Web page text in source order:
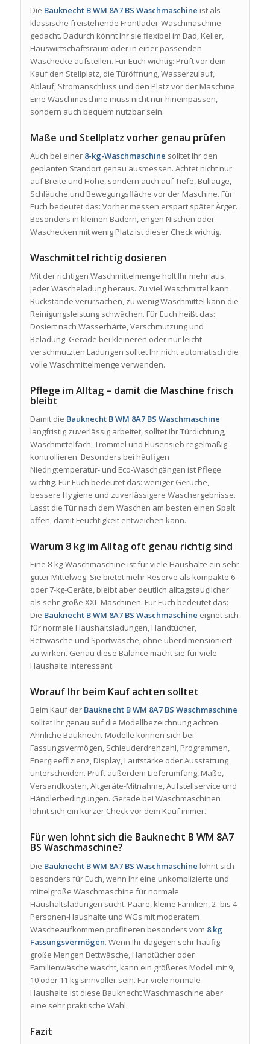
Die Bauknecht B WM 8A7 BS Waschmaschine ist als
klassische freistehende Frontlader-Waschmaschine
gedacht. Dadurch könnt Ihr sie flexibel im Bad, Keller,
Hauswirtschaftsraum oder in einer passenden
Waschecke aufstellen. Für Euch wichtig: Prüft vor dem
Kauf den Stellplatz, die Türöffnung, Wasserzulauf,
Ablauf, Stromanschluss und den Platz vor der Maschine.
Eine Waschmaschine muss nicht nur hineinpassen,
sondern auch bequem nutzbar sein.
Maße und Stellplatz vorher genau prüfen
Auch bei einer 8-kg-Waschmaschine solltet Ihr den
geplanten Standort genau ausmessen. Achtet nicht nur
auf Breite und Höhe, sondern auch auf Tiefe, Bullauge,
Schläuche und Bewegungsfläche vor der Maschine. Für
Euch bedeutet das: Vorher messen erspart später Ärger.
Besonders in kleinen Bädern, engen Nischen oder
Waschecken mit wenig Platz ist dieser Check wichtig.
Waschmittel richtig dosieren
Mit der richtigen Waschmittelmenge holt Ihr mehr aus
jeder Wäscheladung heraus. Zu viel Waschmittel kann
Rückstände verursachen, zu wenig Waschmittel kann die
Reinigungsleistung schwächen. Für Euch heißt das:
Dosiert nach Wasserhärte, Verschmutzung und
Beladung. Gerade bei kleineren oder nur leicht
verschmutzten Ladungen solltet Ihr nicht automatisch die
volle Waschmittelmenge verwenden.
Pflege im Alltag – damit die Maschine frisch
bleibt
Damit die Bauknecht B WM 8A7 BS Waschmaschine
langfristig zuverlässig arbeitet, solltet Ihr Türdichtung,
Waschmittelfach, Trommel und Flusensieb regelmäßig
kontrollieren. Besonders bei häufigen
Niedrigtemperatur- und Eco-Waschgängen ist Pflege
wichtig. Für Euch bedeutet das: weniger Gerüche,
bessere Hygiene und zuverlässigere Waschergebnisse.
Lasst die Tür nach dem Waschen am besten einen Spalt
offen, damit Feuchtigkeit entweichen kann.
Warum 8 kg im Alltag oft genau richtig sind
Eine 8-kg-Waschmaschine ist für viele Haushalte ein sehr
guter Mittelweg. Sie bietet mehr Reserve als kompakte 6-
oder 7-kg-Geräte, bleibt aber deutlich alltagstauglicher
als sehr große XXL-Maschinen. Für Euch bedeutet das:
Die Bauknecht B WM 8A7 BS Waschmaschine eignet sich
für normale Haushaltsladungen, Handtücher,
Bettwäsche und Sportwäsche, ohne überdimensioniert
zu wirken. Genau diese Balance macht sie für viele
Haushalte interessant.
Worauf Ihr beim Kauf achten solltet
Beim Kauf der Bauknecht B WM 8A7 BS Waschmaschine
solltet Ihr genau auf die Modellbezeichnung achten.
Ähnliche Bauknecht-Modelle können sich bei
Fassungsvermögen, Schleuderdrehzahl, Programmen,
Energieeffizienz, Display, Lautstärke oder Ausstattung
unterscheiden. Prüft außerdem Lieferumfang, Maße,
Versandkosten, Altgeräte-Mitnahme, Aufstellservice und
Händlerbedingungen. Gerade bei Waschmaschinen
lohnt sich ein kurzer Check vor dem Kauf immer.
Für wen lohnt sich die Bauknecht B WM 8A7
BS Waschmaschine?
Die Bauknecht B WM 8A7 BS Waschmaschine lohnt sich
besonders für Euch, wenn Ihr eine unkomplizierte und
mittelgroße Waschmaschine für normale
Haushaltsladungen sucht. Paare, kleine Familien, 2- bis 4-
Personen-Haushalte und WGs mit moderatem
Wäscheaufkommen profitieren besonders vom 8 kg
Fassungsvermögen. Wenn Ihr dagegen sehr häufig
große Mengen Bettwäsche, Handtücher oder
Familienwäsche wascht, kann ein größeres Modell mit 9,
10 oder 11 kg sinnvoller sein. Für viele normale
Haushalte ist diese Bauknecht Waschmaschine aber
eine sehr praktische Wahl.
Fazit